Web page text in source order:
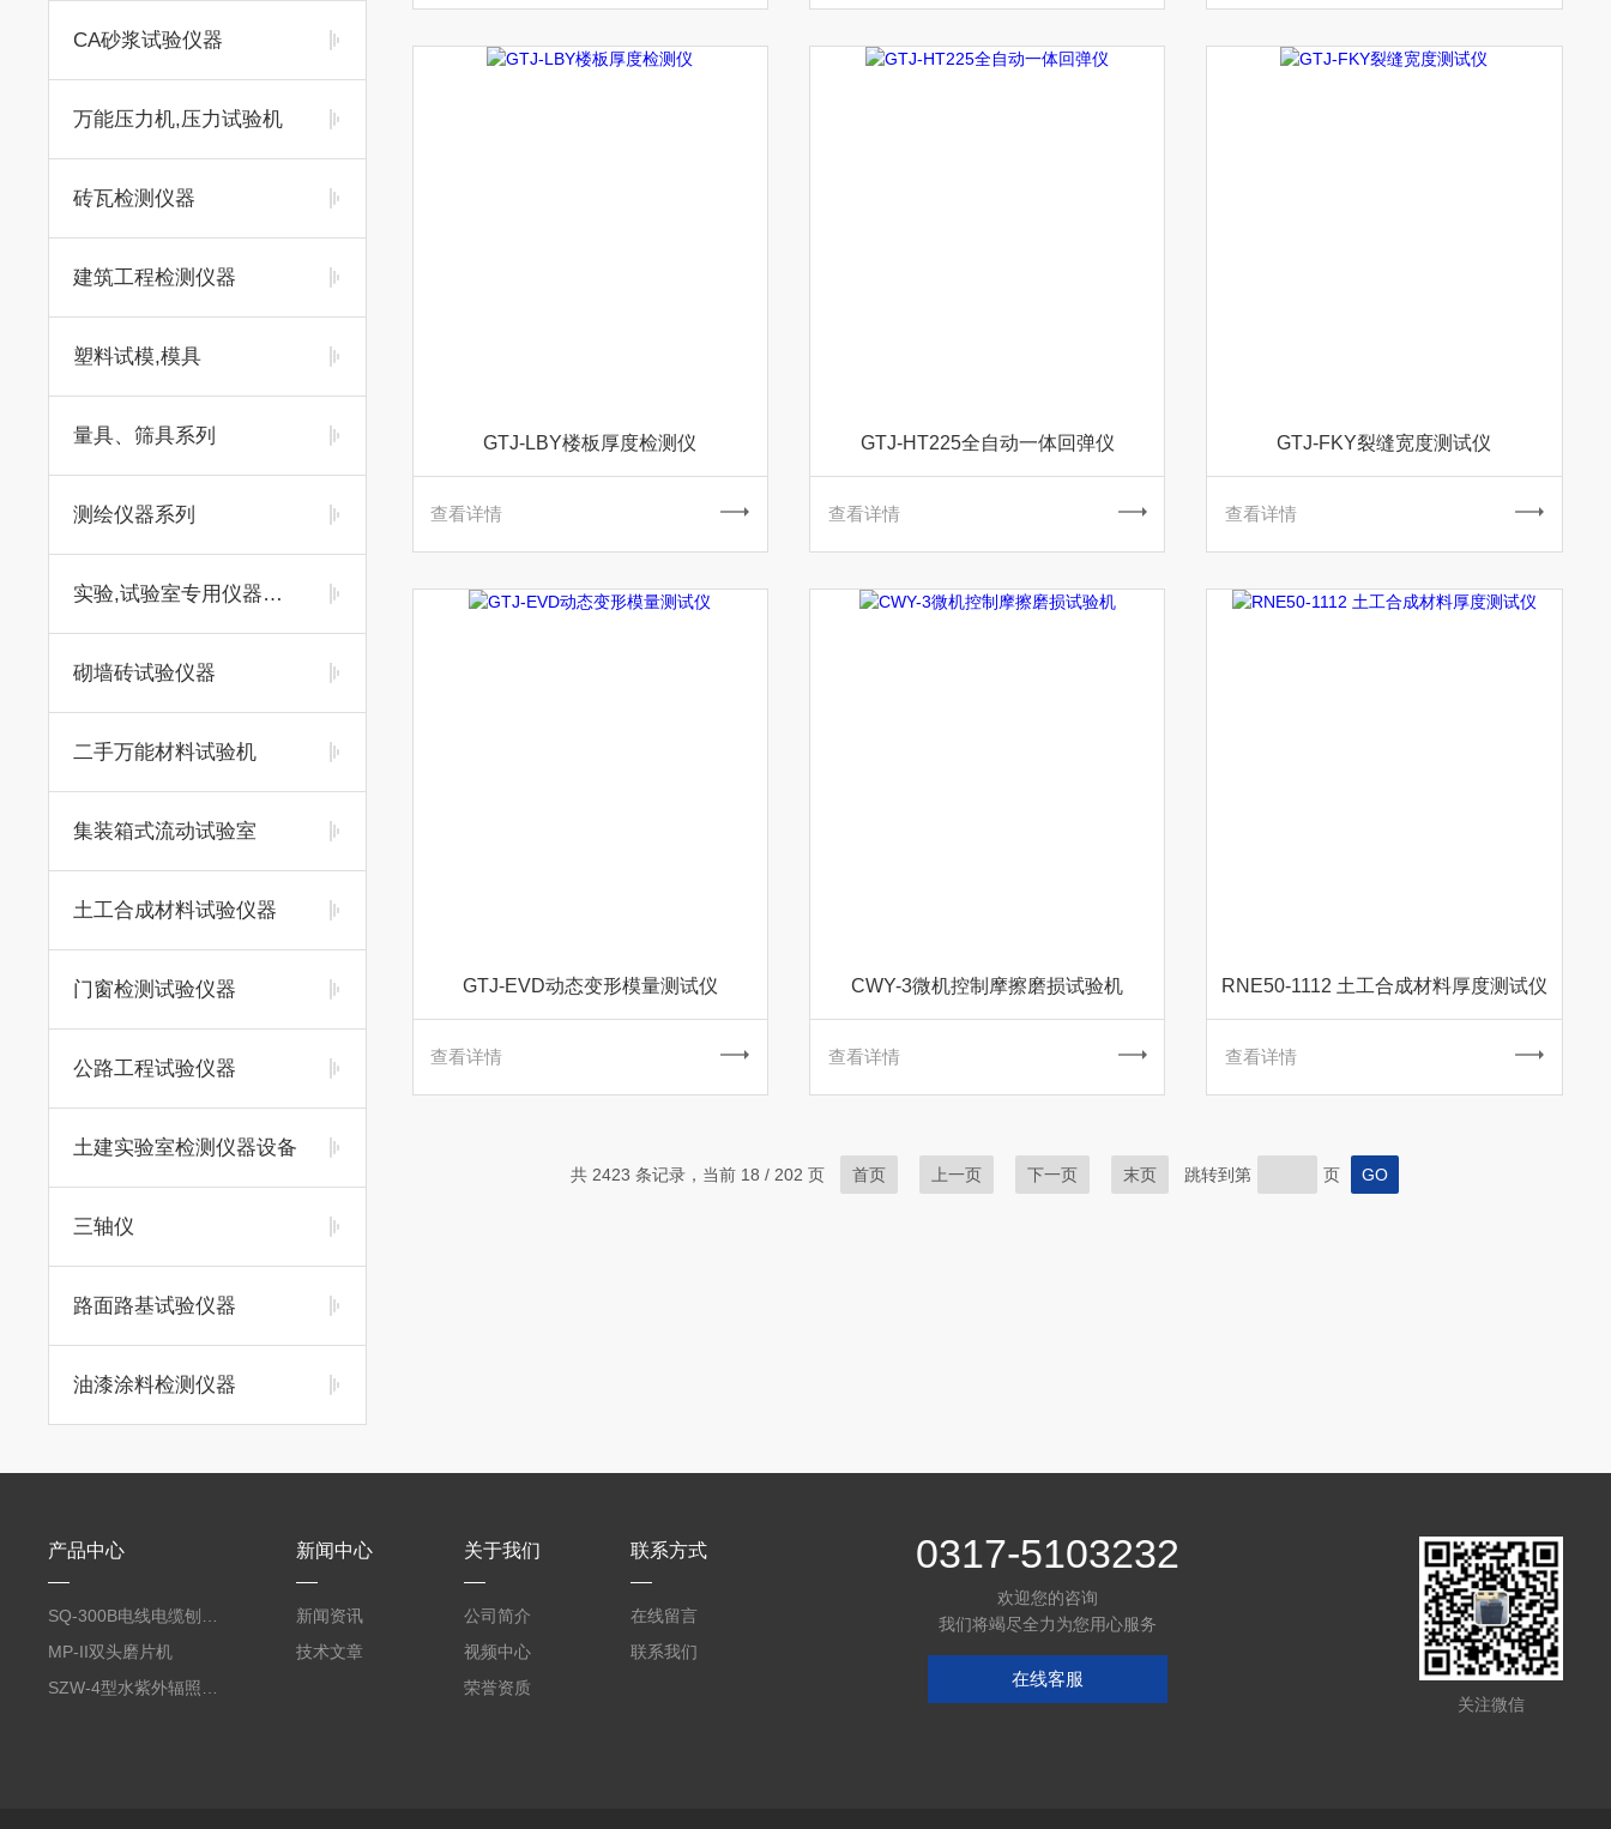
CA砂浆试验仪器
万能压力机,压力试验机
砖瓦检测仪器
建筑工程检测仪器
塑料试模,模具
量具、筛具系列
测绘仪器系列
实验,试验室专用仪器及耗材
砌墙砖试验仪器
二手万能材料试验机
集装箱式流动试验室
土工合成材料试验仪器
门窗检测试验仪器
公路工程试验仪器
土建实验室检测仪器设备
三轴仪
路面路基试验仪器
油漆涂料检测仪器
GTJ-LBY楼板厚度检测仪
查看详情
GTJ-HT225全自动一体回弹仪
查看详情
GTJ-FKY裂缝宽度测试仪
查看详情
GTJ-EVD动态变形模量测试仪
查看详情
CWY-3微机控制摩擦磨损试验机
查看详情
RNE50-1112 土工合成材料厚度测试仪
查看详情
共 2423 条记录，当前 18 / 202 页 首页 上一页 下一页 末页 跳转到第 页
产品中心
MP-II双头磨片机
新闻中心
新闻资讯
技术文章
关于我们
公司简介
视频中心
荣誉资质
联系方式
在线留言
联系我们
0317-5103232
欢迎您的咨询
我们将竭尽全力为您用心服务
在线客服
关注微信